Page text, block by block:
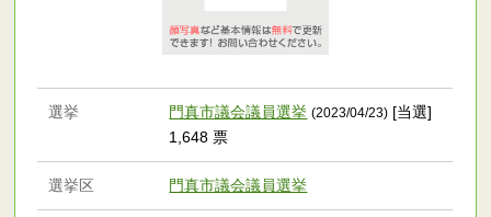
選挙 門真市議会議員選挙 (2023/04/23) [当選]
1,648 票
選挙区 門真市議会議員選挙